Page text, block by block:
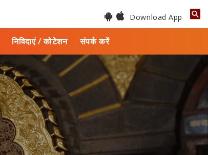
Download App
निविदाएं / कोटेशन संपर्क करें